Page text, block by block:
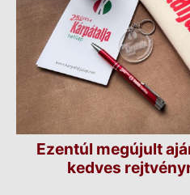
Ezentúl megújult
kedves